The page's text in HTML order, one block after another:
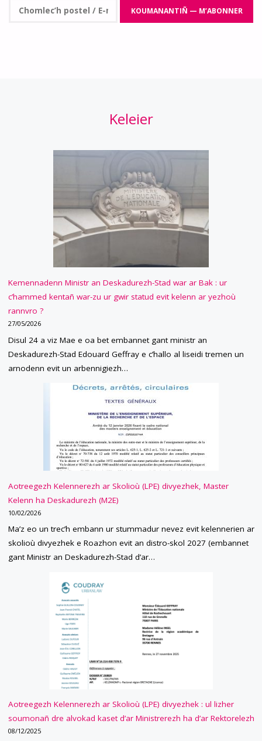
Keleier
Kemennadenn Ministr an Deskadurezh-Stad war ar Bak : ur
c’hammed kentañ war-zu ur gwir statud evit kelenn ar yezhoù
rannvro ?
27/05/2026
Disul 24 a viz Mae e oa bet embannet gant ministr an
Deskadurezh-Stad Edouard Geffray e c’hallo al liseidi tremen un
arnodenn evit un arbennigiezh…
Aotreegezh Kelennerezh ar Skolioù (LPE) divyezhek, Master
Kelenn ha Deskadurezh (M2E)
10/02/2026
Ma’z eo un trec’h embann ur stummadur nevez evit kelennerien ar
skolioù divyezhek e Roazhon evit an distro-skol 2027 (embannet
gant Ministr an Deskadurezh-Stad d’ar…
Aotreegezh Kelennerezh ar Skolioù (LPE) divyezhek : ul lizher
soumonañ dre alvokad kaset d’ar Ministrerezh ha d’ar Rektorelezh
08/12/2025